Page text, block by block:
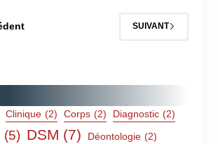
SUIVANT
Clinique (2) Corps (2) Diagnostic (2)
(5) DSM (7) Déontologie (2)